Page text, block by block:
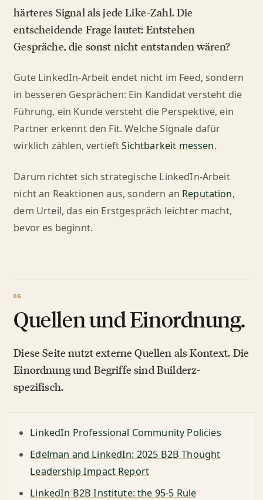
härteres Signal als jede Like-Zahl. Die
entscheidende Frage lautet: Entstehen
Gespräche, die sonst nicht entstanden wären?
Gute LinkedIn-Arbeit endet nicht im Feed, sondern
in besseren Gesprächen: Ein Kandidat versteht die
Führung, ein Kunde versteht die Perspektive, ein
Partner erkennt den Fit. Welche Signale dafür
wirklich zählen, vertieftSichtbarkeit messen.
Darum richtet sich strategische LinkedIn-Arbeit
nicht an Reaktionen aus, sondern an Reputation,
dem Urteil, das ein Erstgespräch leichter macht,
bevor es beginnt.
Quellen und Einordnung.
Diese Seite nutzt externe Quellen als Kontext. Die
Einordnung und Begriffe sind Builderz-
spezifisch.
LinkedIn Professional Community Policies
Edelman and LinkedIn: 2025 B2B Thought
Leadership Impact Report
LinkedIn B2B Institute: the 95-5 Rule